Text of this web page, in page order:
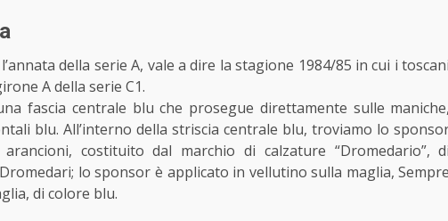
della serie A, vale a dire la stagione 1984/85 in cui i
A della serie C1.
fascia centrale blu che prosegue direttamente sulle
blu. All’interno della striscia centrale blu, troviamo lo
costituito dal marchio di calzature “Dromedario”,
lo sponsor è applicato in vellutino sulla maglia,
di colore blu.